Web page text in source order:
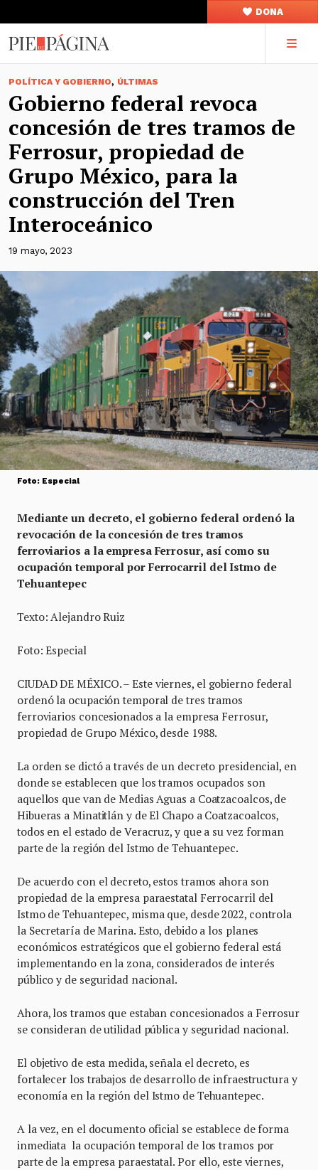
DONA
POLÍTICA Y GOBIERNO, ÚLTIMAS
Gobierno federal revoca
concesión de tres tramos de
Ferrosur, propiedad de
Grupo México, para la
construcción del Tren
Interoceánico
19 mayo, 2023
Foto: Especial
Mediante un decreto, el gobierno federal ordenó la
revocación de la concesión de tres tramos
ferroviarios a la empresa Ferrosur, así como su
ocupación temporal por Ferrocarril del Istmo de
Tehuantepec
Texto: Alejandro Ruiz
Foto: Especial
CIUDAD DE MÉXICO. – Este viernes, el gobierno federal
ordenó la ocupación temporal de tres tramos
ferroviarios concesionados a la empresa Ferrosur,
propiedad de Grupo México, desde 1988.
La orden se dictó a través de un decreto presidencial, en
donde se establecen que los tramos ocupados son
aquellos que van de Medias Aguas a Coatzacoalcos, de
Hibueras a Minatitlán y de El Chapo a Coatzacoalcos,
todos en el estado de Veracruz, y que a su vez forman
parte de la región del Istmo de Tehuantepec.
De acuerdo con el decreto, estos tramos ahora son
propiedad de la empresa paraestatal Ferrocarril del
Istmo de Tehuantepec, misma que, desde 2022, controla
la Secretaría de Marina. Esto, debido a los planes
económicos estratégicos que el gobierno federal está
implementando en la zona, considerados de interés
público y de seguridad nacional.
Ahora, los tramos que estaban concesionados a Ferrosur
se consideran de utilidad pública y seguridad nacional.
El objetivo de esta medida, señala el decreto, es
fortalecer los trabajos de desarrollo de infraestructura y
economía en la región del Istmo de Tehuantepec.
A la vez, en el documento oficial se establece de forma
inmediata la ocupación temporal de los tramos por
parte de la empresa paraestatal. Por ello, este viernes,